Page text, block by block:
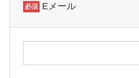
す。
必須 Eメール